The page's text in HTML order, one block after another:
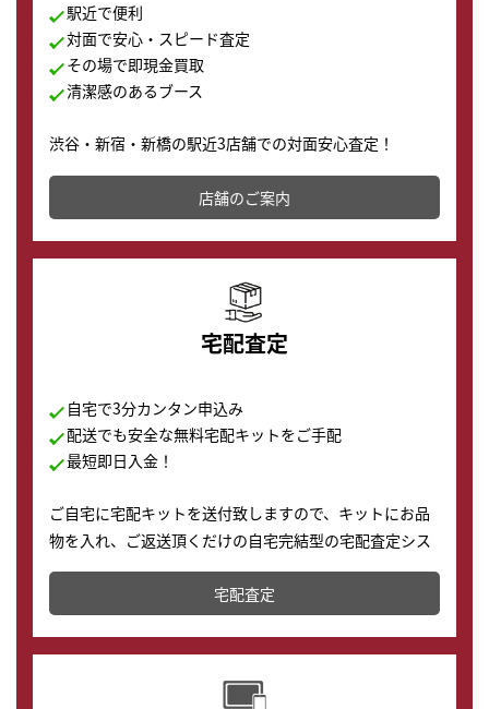
駅近で便利
対面で安心・スピード査定
その場で即現金買取
清潔感のあるブース
渋谷・新宿・新橋の駅近3店舗での対面安心査定！
その場で現金買取致します。渋谷本店では、時計販売の
店舗を併設しており、下取りに出してお得に新しい時計
の購入もできます♪
店舗のご案内
宅配査定
自宅で3分カンタン申込み
配送でも安全な無料宅配キットをご手配
最短即日入金！
ご自宅に宅配キットを送付致しますので、キットにお品
物を入れ、ご返送頂くだけの自宅完結型の宅配査定シス
テムです。
配送でも簡単&安全に査定・買取に出すことが可能で
す。
宅配査定